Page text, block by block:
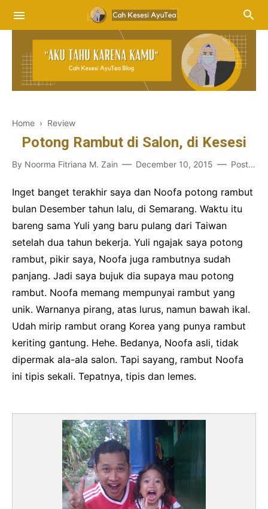
Home › Review
Potong Rambut di Salon, di Kesesi
By Noorma Fitriana M. Zain December 10, 2015 Post a Comment
Inget banget terakhir saya dan Noofa potong rambut
bulan Desember tahun lalu, di Semarang. Waktu itu
bareng sama Yuli yang baru pulang dari Taiwan
setelah dua tahun bekerja. Yuli ngajak saya potong
rambut, pikir saya, Noofa juga rambutnya sudah
panjang. Jadi saya bujuk dia supaya mau potong
rambut. Noofa memang mempunyai rambut yang
unik. Warnanya pirang, atas lurus, namun bawah ikal.
Udah mirip rambut orang Korea yang punya rambut
keriting gantung. Hehe. Bedanya, Noofa asli, tidak
dipermak ala-ala salon. Tapi sayang, rambut Noofa
ini tipis sekali. Tepatnya, tipis dan lemes.